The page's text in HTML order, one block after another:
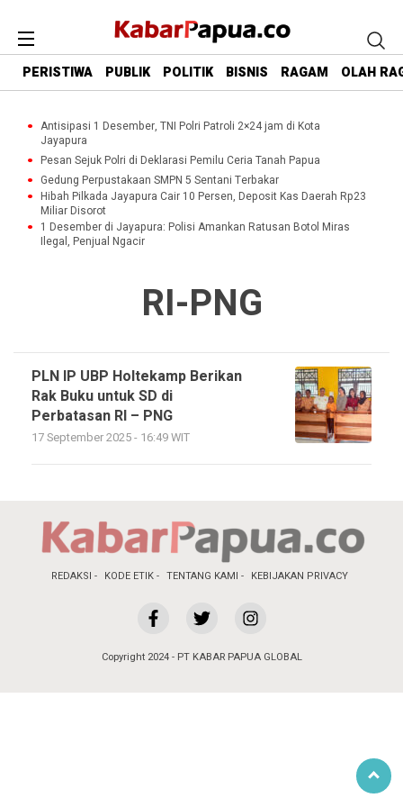
PERISTIWA PUBLIK POLITIK BISNIS RAGAM OLAH
Antisipasi 1 Desember, TNI Polri Patroli 2×24 jam di Kota
Jayapura
Pesan Sejuk Polri di Deklarasi Pemilu Ceria Tanah Papua
Gedung Perpustakaan SMPN 5 Sentani Terbakar
Hibah Pilkada Jayapura Cair 10 Persen, Deposit Kas Daerah Rp23
Miliar Disorot
1 Desember di Jayapura: Polisi Amankan Ratusan Botol Miras
Ilegal, Penjual Ngacir
RI-PNG
PLN IP UBP Holtekamp Berikan
Rak Buku untuk SD di
Perbatasan RI – PNG
17 September 2025 - 16:49 WIT
REDAKSI KODE ETIK TENTANG KAMI KEBIJAKAN PRIVACY
Copyright 2024 - PT KABAR PAPUA GLOBAL